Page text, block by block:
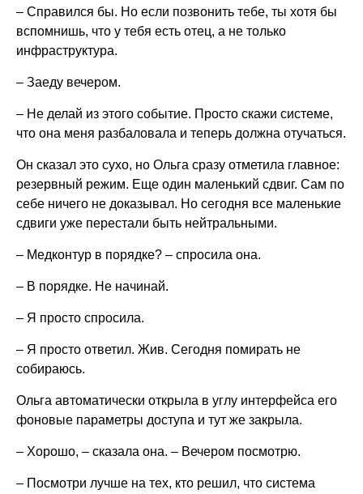
– Справился бы. Но если позвонить тебе, ты хотя бы
вспомнишь, что у тебя есть отец, а не только
инфраструктура.
– Заеду вечером.
– Не делай из этого событие. Просто скажи системе,
что она меня разбаловала и теперь должна отучаться.
Он сказал это сухо, но Ольга сразу отметила главное:
резервный режим. Еще один маленький сдвиг. Сам по
себе ничего не доказывал. Но сегодня все маленькие
сдвиги уже перестали быть нейтральными.
– Медконтур в порядке? – спросила она.
– В порядке. Не начинай.
– Я просто спросила.
– Я просто ответил. Жив. Сегодня помирать не
собираюсь.
Ольга автоматически открыла в углу интерфейса его
фоновые параметры доступа и тут же закрыла.
– Хорошо, – сказала она. – Вечером посмотрю.
– Посмотри лучше на тех, кто решил, что система